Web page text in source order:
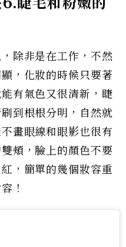
除非是在工作，不然
，化妝的時候只要著
有氣色又很清新，睫
到根根分明，自然就
畫眼線和眼影也很有
頰，臉上的顏色不要
，簡單的幾個妝容重
！